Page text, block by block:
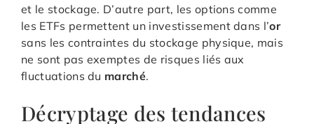
et le stockage. D’autre part, les options comme
les ETFs permettent un investissement dans l’or
sans les contraintes du stockage physique, mais
ne sont pas exemptes de risques liés aux
fluctuations du marché.
Décryptage des tendances